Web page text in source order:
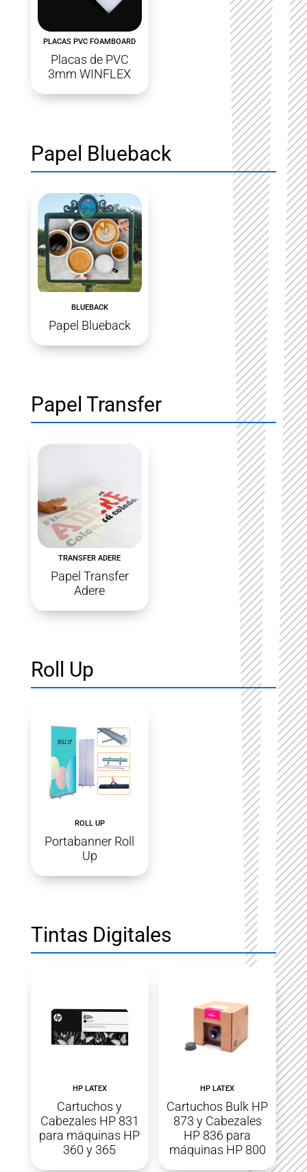
PLACAS PVC FOAMBOARD
Placas de PVC
3mm WINFLEX
Papel Blueback
BLUEBACK
Papel Blueback
Papel Transfer
TRANSFER ADERE
Papel Transfer
Adere
Roll Up
ROLL UP
Portabanner Roll
Up
Tintas Digitales
HP LATEX
Cartuchos y
Cabezales HP 831
para máquinas HP
360 y 365
HP LATEX
Cartuchos Bulk HP
873 y Cabezales
HP 836 para
máquinas HP 800